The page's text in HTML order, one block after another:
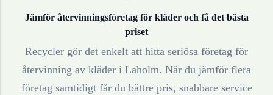
Jämför återvinningsföretag för kläderoch få det bästa
priset
Recycler gör det enkelt att hitta seriösa företag för
återvinning av kläder i Laholm. När du jämför flera
företag samtidigt får du bättre pris, snabbare service